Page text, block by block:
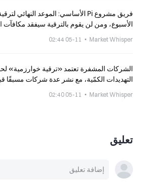
الأسبوع، ومن لن يقوم بالترقية سيفقد مكافآت
Market Whisper
05-11 02:44
الشركات المشفرة تعتمد «ترقية خوارزمية»
التهديدات الكمّية، مع نشر عدة شركات مسبقًا
Market Whisper
05-11 02:40
تعليق